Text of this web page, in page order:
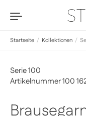
Startseite / Kollektionen /
Serie 100
Artikelnummer 100